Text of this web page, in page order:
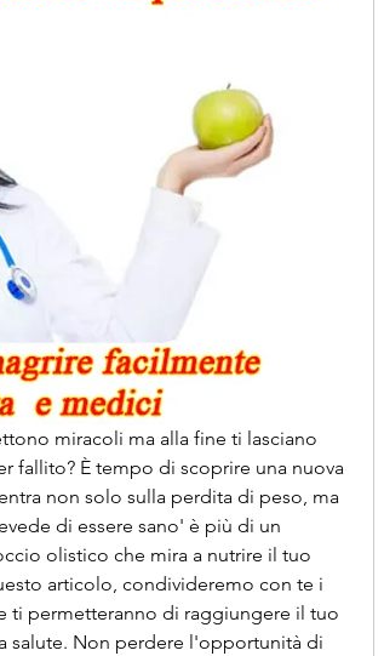
miracoli ma alla fine ti lasciano
fallito? È tempo di scoprire una nuova
non solo sulla perdita di peso, ma
di essere sano' è più di un
olistico che mira a nutrire il tuo
articolo, condivideremo con te i
ti permetteranno di raggiungere il tuo
salute. Non perdere l'opportunità di